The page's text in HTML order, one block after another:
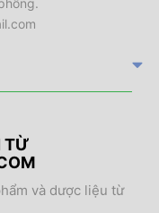
TỪ
và dược liệu từ